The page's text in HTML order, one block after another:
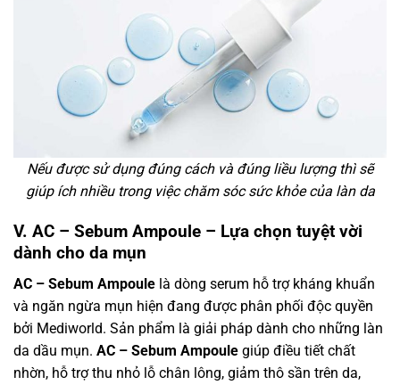
Nếu được sử dụng đúng cách và đúng liều lượng thì sẽ
giúp ích nhiều trong việc chăm sóc sức khỏe của làn da
V. AC – Sebum Ampoule – Lựa chọn tuyệt vời
dành cho da mụn
AC – Sebum Ampoule là dòng serum hỗ trợ kháng khuẩn
và ngăn ngừa mụn hiện đang được phân phối độc quyền
bởi Mediworld. Sản phẩm là giải pháp dành cho những làn
da dầu mụn. AC – Sebum Ampoule giúp điều tiết chất
nhờn, hỗ trợ thu nhỏ lỗ chân lông, giảm thô sần trên da,